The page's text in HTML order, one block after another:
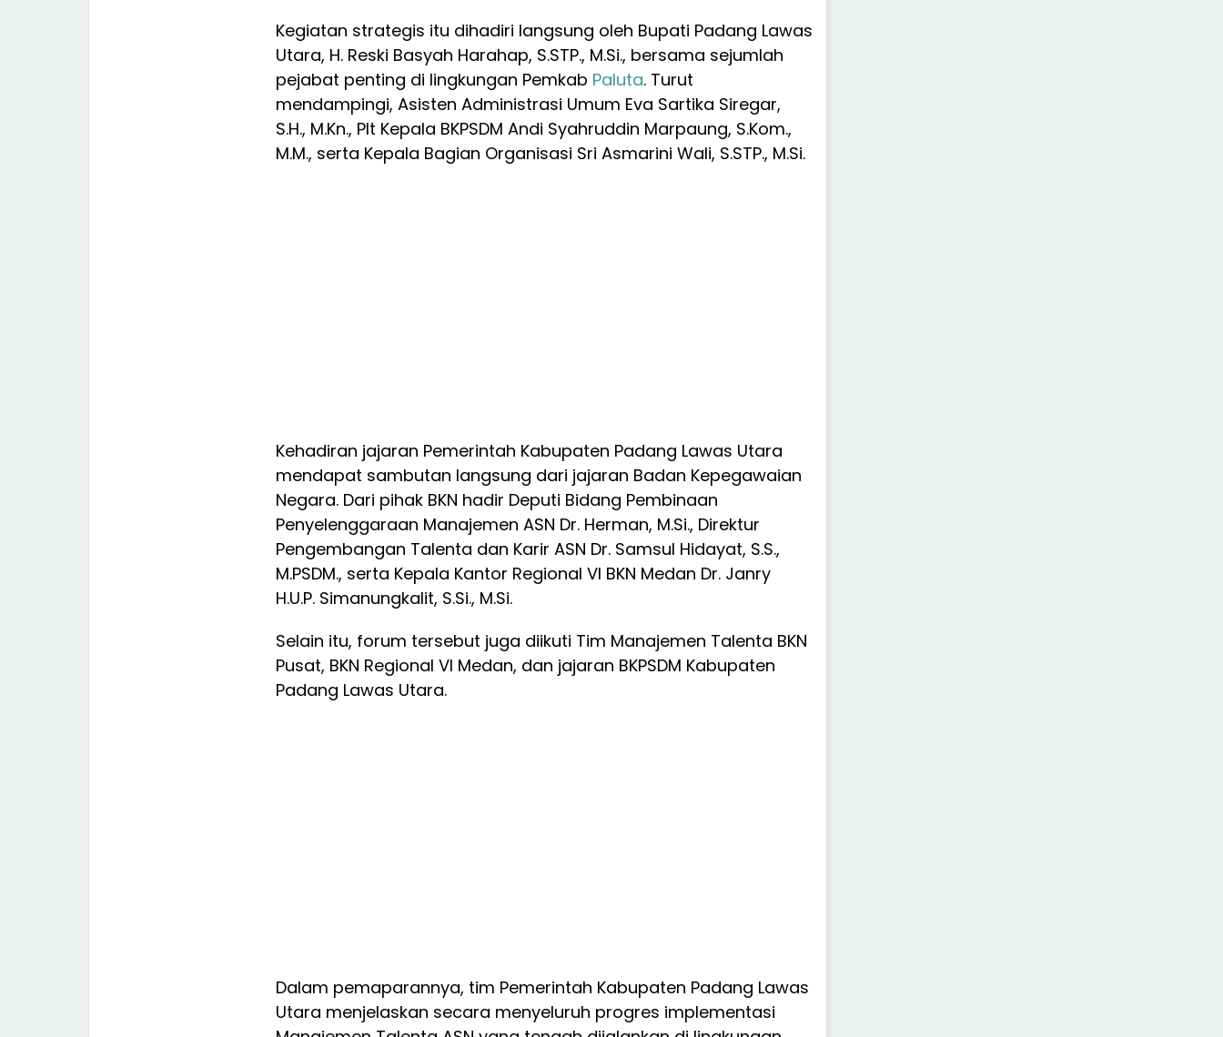
Kegiatan strategis itu dihadiri langsung oleh Bupati Padang Lawas
Utara, H. Reski Basyah Harahap, S.STP., M.Si., bersama sejumlah
pejabat penting di lingkungan Pemkab Paluta. Turut
mendampingi, Asisten Administrasi Umum Eva Sartika Siregar,
S.H., M.Kn., Plt Kepala BKPSDM Andi Syahruddin Marpaung, S.Kom.,
M.M., serta Kepala Bagian Organisasi Sri Asmarini Wali, S.STP., M.Si.
Kehadiran jajaran Pemerintah Kabupaten Padang Lawas Utara
mendapat sambutan langsung dari jajaran Badan Kepegawaian
Negara. Dari pihak BKN hadir Deputi Bidang Pembinaan
Penyelenggaraan Manajemen ASN Dr. Herman, M.Si., Direktur
Pengembangan Talenta dan Karir ASN Dr. Samsul Hidayat, S.S.,
M.PSDM., serta Kepala Kantor Regional VI BKN Medan Dr. Janry
H.U.P. Simanungkalit, S.Si., M.Si.
Selain itu, forum tersebut juga diikuti Tim Manajemen Talenta BKN
Pusat, BKN Regional VI Medan, dan jajaran BKPSDM Kabupaten
Padang Lawas Utara.
Dalam pemaparannya, tim Pemerintah Kabupaten Padang Lawas
Utara menjelaskan secara menyeluruh progres implementasi